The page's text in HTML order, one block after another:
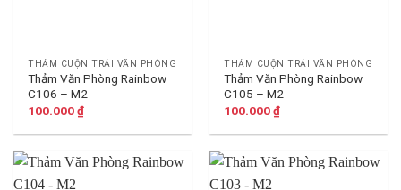
THẢM CUỘN TRẢI VĂN PHÒNG
Thảm Văn Phòng Rainbow
C106 – M2
100.000₫
THẢM CUỘN TRẢI VĂN PHÒNG
Thảm Văn Phòng Rainbow
C105 – M2
100.000₫